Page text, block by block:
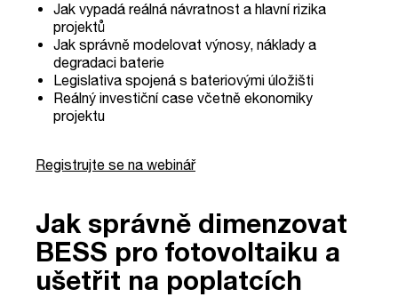
Jak vypadá reálná návratnost a hlavní rizika
projektů
Jak správně modelovat výnosy, náklady a
degradaci baterie
​​​​​​​Legislativa spojená s bateriovými úložišti
Reálný investiční case včetně ekonomiky
projektu
Registrujte se na webinář
Jak správně dimenzovat
BESS pro fotovoltaiku a
ušetřit na poplatcích